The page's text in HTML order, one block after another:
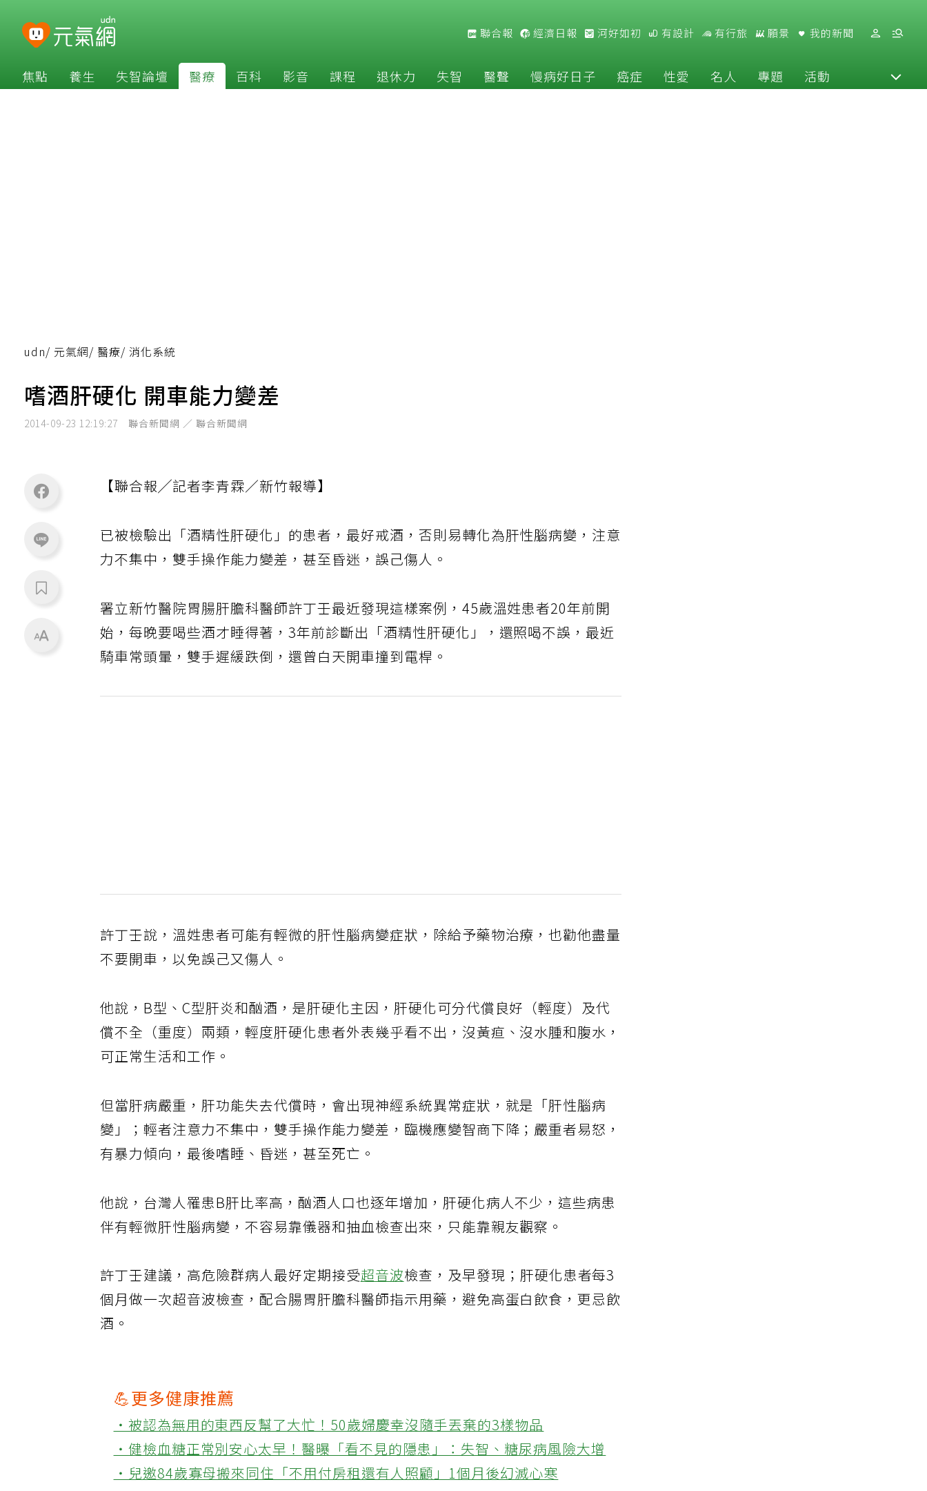
聯合報 經濟日報 河好如初 有設計 有行旅 願景 我的新聞
焦點 養生 失智論壇 醫療 百科 影音 課程 退休力 失智 醫聲 慢病好日子 癌症 性愛 名人 專題 活動
udn/ 元氣網/ 醫療/ 消化系統
嗜酒肝硬化 開車能力變差
2014-09-23 12:19:27 聯合新聞網 ／ 聯合新聞網
【聯合報╱記者李青霖／新竹報導】
已被檢驗出「酒精性肝硬化」的患者，最好戒酒，否則易轉化為肝性腦病變，注意
力不集中，雙手操作能力變差，甚至昏迷，誤己傷人。
署立新竹醫院胃腸肝膽科醫師許丁壬最近發現這樣案例，45歲溫姓患者20年前開
始，每晚要喝些酒才睡得著，3年前診斷出「酒精性肝硬化」，還照喝不誤，最近
騎車常頭暈，雙手遲緩跌倒，還曾白天開車撞到電桿。
許丁壬說，溫姓患者可能有輕微的肝性腦病變症狀，除給予藥物治療，也勸他盡量
不要開車，以免誤己又傷人。
他說，B型、C型肝炎和酗酒，是肝硬化主因，肝硬化可分代償良好（輕度）及代
償不全（重度）兩類，輕度肝硬化患者外表幾乎看不出，沒黃疸、沒水腫和腹水，
可正常生活和工作。
但當肝病嚴重，肝功能失去代償時，會出現神經系統異常症狀，就是「肝性腦病
變」；輕者注意力不集中，雙手操作能力變差，臨機應變智商下降；嚴重者易怒，
有暴力傾向，最後嗜睡、昏迷，甚至死亡。
他說，台灣人罹患B肝比率高，酗酒人口也逐年增加，肝硬化病人不少，這些病患
伴有輕微肝性腦病變，不容易靠儀器和抽血檢查出來，只能靠親友觀察。
許丁壬建議，高危險群病人最好定期接受超音波檢查，及早發現；肝硬化患者每3
個月做一次超音波檢查，配合腸胃肝膽科醫師指示用藥，避免高蛋白飲食，更忌飲
酒。
💪更多健康推薦
‧被認為無用的東西反幫了大忙！50歲婦慶幸沒隨手丟棄的3樣物品
‧健檢血糖正常別安心太早！醫曝「看不見的隱患」：失智、糖尿病風險大增
‧兒邀84歲寡母搬來同住「不用付房租還有人照顧」1個月後幻滅心寒